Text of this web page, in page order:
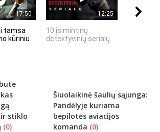
17:50
tamsa
kūriniu
12:25
10 įsimintinų
detektyvinių serialų
stiklo
(0)
Šiuolaikinė šaulių sąjunga:
Pandėlyje kuriama
bepilotės aviacijos
komanda (0)